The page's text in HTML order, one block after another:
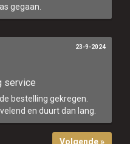
gegaan.
service
bestelling gekregen.
en duurt dan lang.
23-9-2024
Volgende »